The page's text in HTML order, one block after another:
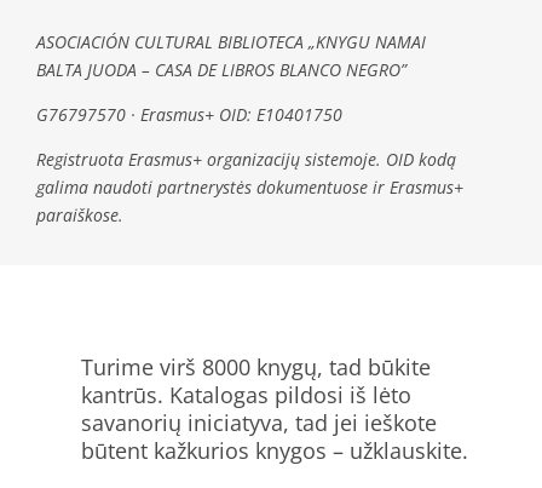
ASOCIACIÓN CULTURAL BIBLIOTECA „KNYGU NAMAI
BALTA JUODA – CASA DE LIBROS BLANCO NEGRO”
G76797570 · Erasmus+ OID: E10401750
Registruota Erasmus+ organizacijų sistemoje. OID kodą
galima naudoti partnerystės dokumentuose ir Erasmus+
paraiškose.
Turime virš 8000 knygų, tad būkite
kantrūs. Katalogas pildosi iš lėto
savanorių iniciatyva, tad jei ieškote
būtent kažkurios knygos – užklauskite.